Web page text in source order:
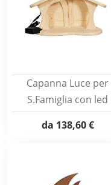
Capanna Luce per
S.Famiglia con led
da 138,60 €